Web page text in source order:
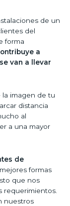
de un
del
forma
a
van a llevar
la imagen de tu
distancia
al
a una mayor
de
formas
que nos
requerimientos.
nuestros